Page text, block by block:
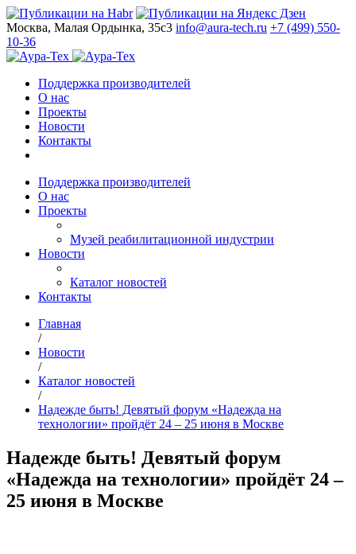
Москва, Малая Ордынка, 35с3 info@aura-tech.ru +7 (499) 550-
10-36
Поддержка производителей
О нас
Проекты
Новости
Контакты
Поддержка производителей
О нас
Проекты
Музей реабилитационной индустрии
Новости
Каталог новостей
Контакты
Главная
/
Новости
/
Каталог новостей
/
Надежде быть! Девятый форум «Надежда на
технологии» пройдёт 24 – 25 июня в Москве
Надежде быть! Девятый форум
«Надежда на технологии» пройдёт 24 –
25 июня в Москве